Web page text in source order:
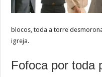
blocos, toda a torre
igreja.
Fofoca por toda